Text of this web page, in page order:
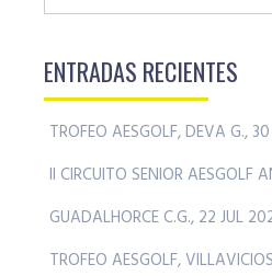
ENTRADAS RECIENTES
TROFEO AESGOLF, DEVA G.,
II CIRCUITO SENIOR AESGOLF
GUADALHORCE C.G., 22 JUL
TROFEO AESGOLF,